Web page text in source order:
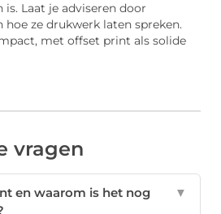
Laat je adviseren door
hoe ze drukwerk laten spreken.
met offset print als solide
vragen
en waarom is het nog
▼